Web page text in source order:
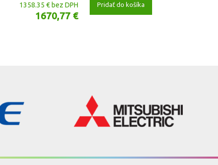
1358.35 € bez DPH
1670,77 €
Pridať do košíka